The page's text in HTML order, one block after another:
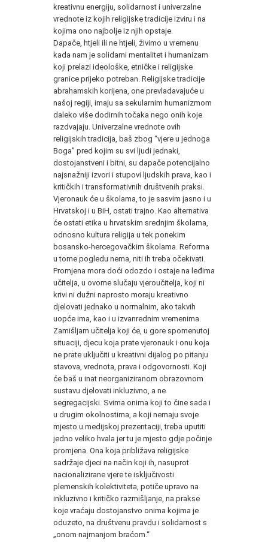
kreativnu energiju, solidarnost i univerzalne
vrednote iz kojih religijske tradicije izviru i na
kojima ono najbolje iz njih opstaje.
Dapače, htjeli ili ne htjeli, živimo u vremenu
kada nam je solidarni mentalitet i humanizam
koji prelazi ideološke, etničke i religijske
granice prijeko potreban. Religijske tradicije
abrahamskih korijena, one prevladavajuće u
našoj regiji, imaju sa sekularnim humanizmom
daleko više dodirnih točaka nego onih koje
razdvajaju. Univerzalne vrednote ovih
religijskih tradicija, baš zbog “vjere u jednoga
Boga” pred kojim su svi ljudi jednaki,
dostojanstveni i bitni, su dapače potencijalno
najsnažniji izvori i stupovi ljudskih prava, kao i
kritičkih i transformativnih društvenih praksi.
Vjeronauk će u školama, to je sasvim jasno i u
Hrvatskoj i u BiH, ostati trajno. Kao alternativa
će ostati etika u hrvatskim srednjim školama,
odnosno kultura religija u tek ponekim
bosansko-hercegovačkim školama. Reforma
u tome pogledu nema, niti ih treba očekivati.
Promjena mora doći odozdo i ostaje na leđima
učitelja, u ovome slučaju vjeroučitelja, koji ni
krivi ni dužni naprosto moraju kreativno
djelovati jednako u normalnim, ako takvih
uopće ima, kao i u izvanrednim vremenima.
Zamišljam učitelja koji će, u gore spomenutoj
situaciji, djecu koja prate vjeronauk i onu koja
ne prate uključiti u kreativni dijalog po pitanju
stavova, vrednota, prava i odgovornosti. Koji
će baš u inat neorganiziranom obrazovnom
sustavu djelovati inkluzivno, a ne
segregacijski. Svima onima koji to čine sada i
u drugim okolnostima, a koji nemaju svoje
mjesto u medijskoj prezentaciji, treba uputiti
jedno veliko hvala jer tu je mjesto gdje počinje
promjena. Ona koja približava religijske
sadržaje djeci na način koji ih, nasuprot
nacionalizirane vjere te isključivosti
plemenskih kolektiviteta, potiče upravo na
inkluzivno i kritičko razmišljanje, na prakse
koje vraćaju dostojanstvo onima kojima je
oduzeto, na društvenu pravdu i solidarnost s
„onom najmanjom braćom.“